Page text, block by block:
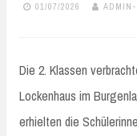
01/07/2026 ADMIN-
Die 2. Klassen
Lockenhaus im
erhielten die